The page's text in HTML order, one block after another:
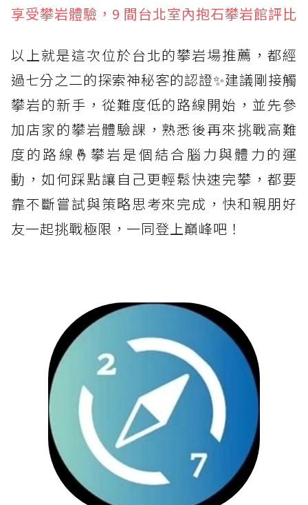
享受攀岩體驗，9 間台北室內抱石攀岩館評比
以上就是這次位於台北的攀岩場推薦，都經
過七分之二的探索神秘客的認證✨建議剛接觸
攀岩的新手，從難度低的路線開始，並先參
加店家的攀岩體驗課，熟悉後再來挑戰高難
度的路線🤞攀岩是個結合腦力與體力的運
動，如何踩點讓自己更輕鬆快速完攀，都要
靠不斷嘗試與策略思考來完成，快和親朋好
友一起挑戰極限，一同登上巔峰吧！